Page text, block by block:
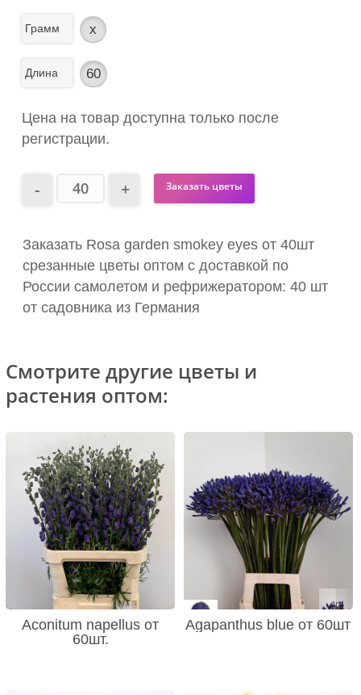
Грамм x
Длина 60
Цена на товар доступна только после
регистрации.
Заказать цветы
Заказать Rosa garden smokey eyes от 40шт
срезанные цветы оптом с доставкой по
России самолетом и рефрижератором: 40 шт
от садовника из Германия
Смотрите другие цветы и
растения оптом:
Aconitum napellus от
60шт.
Agapanthus blue от 60шт